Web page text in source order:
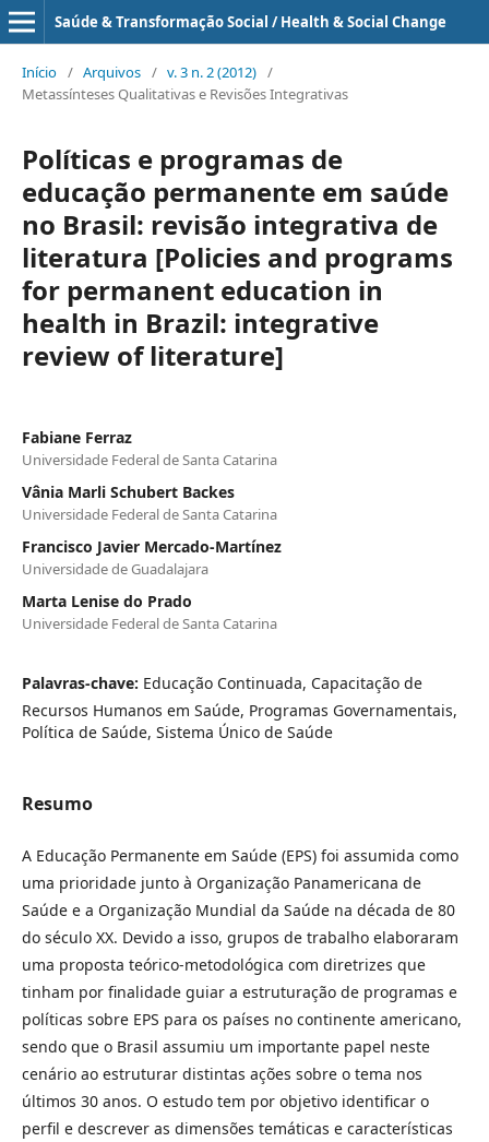
Saúde & Transformação Social / Health & Social Change
Início / Arquivos / v. 3 n. 2 (2012) /
Metassínteses Qualitativas e Revisões Integrativas
Políticas e programas de
educação permanente em saúde
no Brasil: revisão integrativa de
literatura [Policies and programs
for permanent education in
health in Brazil: integrative
review of literature]
Fabiane Ferraz
Universidade Federal de Santa Catarina
Vânia Marli Schubert Backes
Universidade Federal de Santa Catarina
Francisco Javier Mercado-Martínez
Universidade de Guadalajara
Marta Lenise do Prado
Universidade Federal de Santa Catarina
Palavras-chave: Educação Continuada, Capacitação de
Recursos Humanos em Saúde, Programas Governamentais,
Política de Saúde, Sistema Único de Saúde
Resumo
A Educação Permanente em Saúde (EPS) foi assumida como
uma prioridade junto à Organização Panamericana de
Saúde e a Organização Mundial da Saúde na década de 80
do século XX. Devido a isso, grupos de trabalho elaboraram
uma proposta teórico-metodológica com diretrizes que
tinham por finalidade guiar a estruturação de programas e
políticas sobre EPS para os países no continente americano,
sendo que o Brasil assumiu um importante papel neste
cenário ao estruturar distintas ações sobre o tema nos
últimos 30 anos. O estudo tem por objetivo identificar o
perfil e descrever as dimensões temáticas e características